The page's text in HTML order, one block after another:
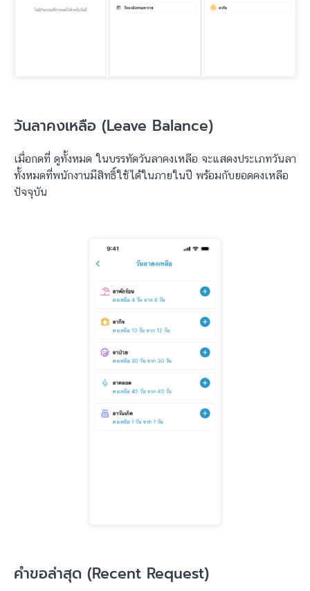
วันลาคงเหลือ (Leave Balance)
เมื่อกดที่ ดูทั้งหมด ในบรรทัดวันลาคงเหลือ จะแสดงประเภทวันลา
ทั้งหมดที่พนักงานมีสิทธิ์ใช้ได้ในภายในปี พร้อมกับยอดคงเหลือ
ปัจจุบัน
คำขอล่าสุด (Recent Request)